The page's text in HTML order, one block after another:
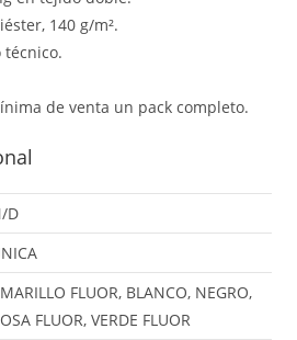
140 g/m².
técnico.
de venta un pack completo.
D
FLUOR, BLANCO, NEGRO,
FLUOR, VERDE FLUOR